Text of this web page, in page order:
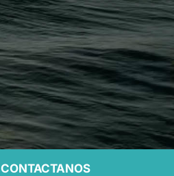
CONTACTANOS